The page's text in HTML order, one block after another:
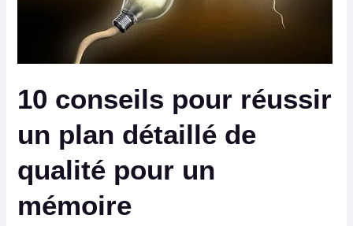
10 conseils pour réussir
un plan détaillé de
qualité pour un
mémoire